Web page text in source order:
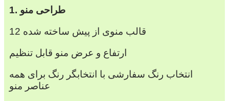
1. طراحی منو
12 قالب منوی از پیش ساخته شده
ارتفاع و عرض منو قابل تنظیم
انتخاب رنگ سفارشی با انتخابگر رنگ برای همه
عناصر منو